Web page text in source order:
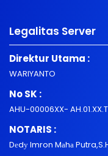
Legalitas Server
Direktur Utama :
WARIYANTO
No SK :
AHU-00006XX-
NOTARIS :
Dеdу Imron Mаhа